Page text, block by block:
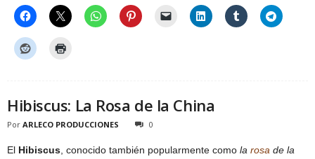
Hibiscus: La Rosa de la China
Por ARLECO PRODUCCIONES 0
El Hibiscus , conocido también popularmente como la rosa de la